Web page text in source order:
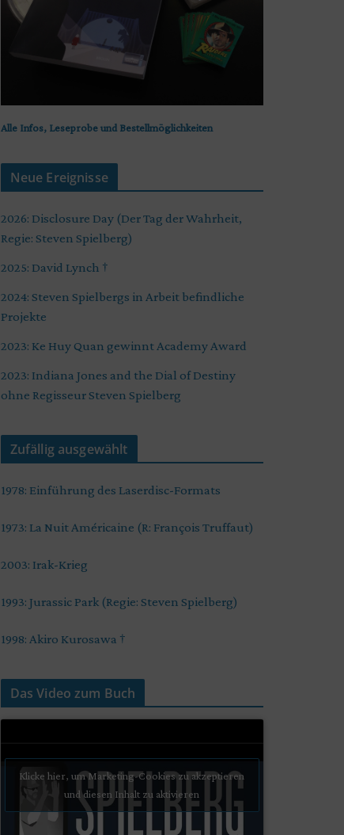
Alle Infos, Leseprobe und Bestellmöglichkeiten
Neue Ereignisse
2026: Disclosure Day (Der Tag der Wahrheit,
Regie: Steven Spielberg)
2025: David Lynch †
2024: Steven Spielbergs in Arbeit befindliche
Projekte
2023: Ke Huy Quan gewinnt Academy Award
2023: Indiana Jones and the Dial of Destiny
ohne Regisseur Steven Spielberg
Zufällig ausgewählt
1978: Einführung des Laserdisc-Formats
1973: La Nuit Américaine (R: François Truffaut)
2003: Irak-Krieg
1993: Jurassic Park (Regie: Steven Spielberg)
1998: Akiro Kurosawa †
Das Video zum Buch
Klicke hier, um Marketing-Cookies zu akzeptieren
und diesen Inhalt zu aktivieren